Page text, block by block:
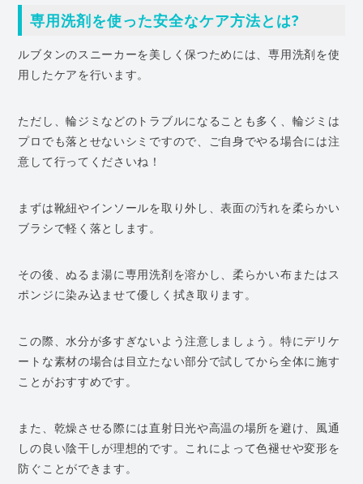
専用洗剤を使った安全なケア方法とは?
ルブタンのスニーカーを美しく保つためには、専用洗剤を使
用したケアを行います。
ただし、輪ジミなどのトラブルになることも多く、輪ジミは
プロでも落とせないシミですので、ご自身でやる場合には注
意して行ってくださいね！
まずは靴紐やインソールを取り外し、表面の汚れを柔らかい
ブラシで軽く落とします。
その後、ぬるま湯に専用洗剤を溶かし、柔らかい布またはス
ポンジに染み込ませて優しく拭き取ります。
この際、水分が多すぎないよう注意しましょう。特にデリケ
ートな素材の場合は目立たない部分で試してから全体に施す
ことがおすすめです。
また、乾燥させる際には直射日光や高温の場所を避け、風通
しの良い陰干しが理想的です。これによって色褪せや変形を
防ぐことができます。